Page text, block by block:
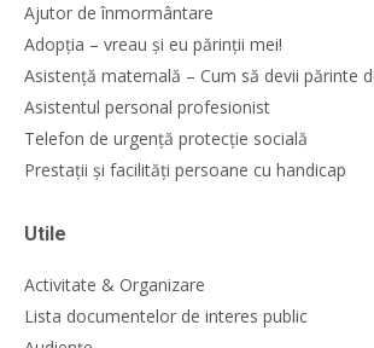
Ajutor de înmormântare
Adopția – vreau și eu părinții mei!
Asistență maternală – Cum să devii părinte
Asistentul personal profesionist
Telefon de urgență protecție socială
Prestații și facilități persoane cu handicap
Utile
Activitate & Organizare
Lista documentelor de interes public